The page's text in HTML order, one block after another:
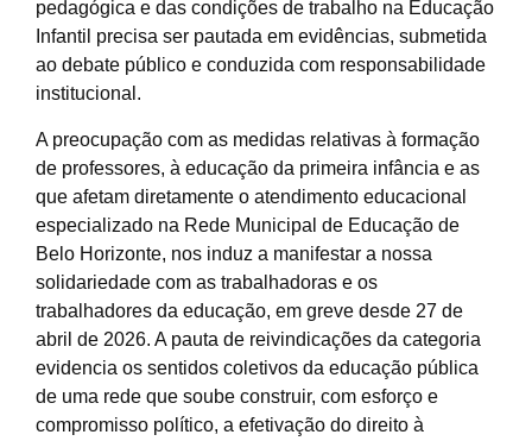
pedagógica e das condições de trabalho na Educação
Infantil precisa ser pautada em evidências, submetida
ao debate público e conduzida com responsabilidade
institucional.
A preocupação com as medidas relativas à formação
de professores, à educação da primeira infância e as
que afetam diretamente o atendimento educacional
especializado na Rede Municipal de Educação de
Belo Horizonte, nos induz a manifestar a nossa
solidariedade com as trabalhadoras e os
trabalhadores da educação, em greve desde 27 de
abril de 2026. A pauta de reivindicações da categoria
evidencia os sentidos coletivos da educação pública
de uma rede que soube construir, com esforço e
compromisso político, a efetivação do direito à